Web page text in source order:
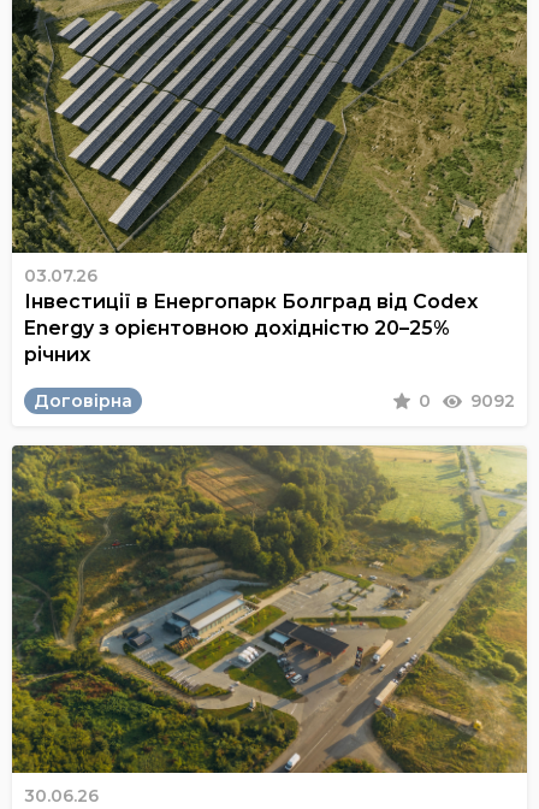
03.07.26
Інвестиції в Енергопарк Болград від Codex
Energy з орієнтовною дохідністю 20–25%
річних
Договірна 0 9092
30.06.26